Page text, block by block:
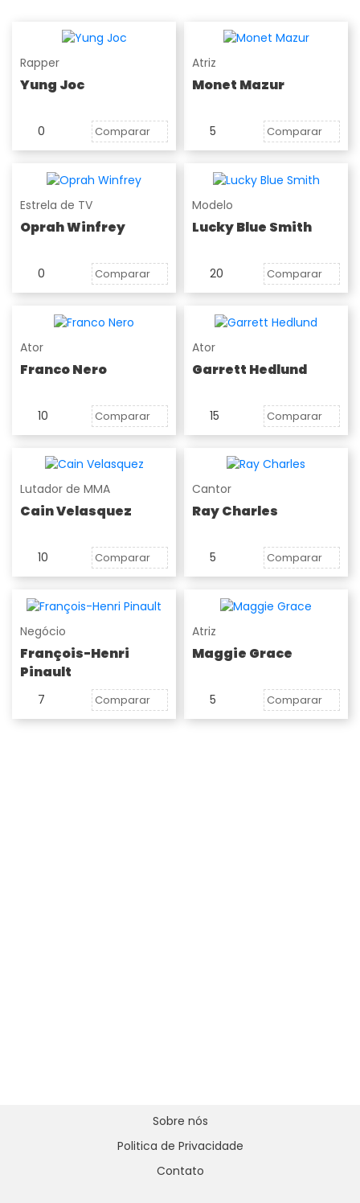
Rapper
Yung Joc
0 Comparar
Atriz
Monet Mazur
5 Comparar
Estrela de TV
Oprah Winfrey
0 Comparar
Modelo
Lucky Blue Smith
20 Comparar
Ator
Franco Nero
10 Comparar
Ator
Garrett Hedlund
15 Comparar
Lutador de MMA
Cain Velasquez
10 Comparar
Cantor
Ray Charles
5 Comparar
Negócio
François-Henri
Pinault
7 Comparar
Atriz
Maggie Grace
5 Comparar
Sobre nós
Politica de Privacidade
Contato